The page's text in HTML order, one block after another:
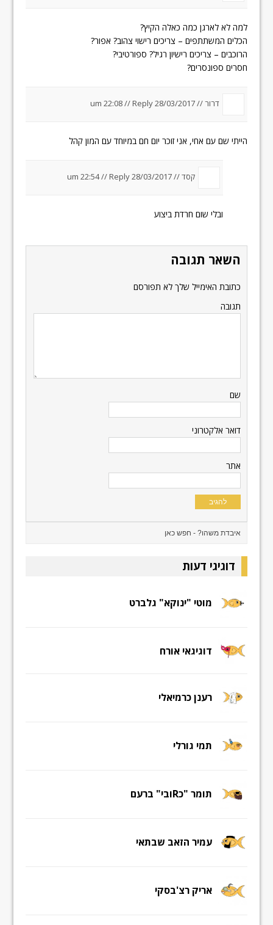
למה לא לארגן כמה כאלה הקיץ?
הכלים המשתתפים – צריכים רישוי צהוב? אפור?
הרוכבים – צריכים רישיון רגיל? ספורטיבי?
חסרים ספונסרים?
דרור //28/03/2017 um 22:08
//Reply
הייתי שם עם אחי, אני זוכר יום חם במיוחד עם המון קהל
קסד //28/03/2017 um 22:54
//Reply
ובלי שום חרדת ביצוע
השאר תגובה
כתובת האימייל שלך לא תפורסם
תגובה
שם
דואר אלקטרוני
אתר
דוגיגי דעות
מוטי "ינוקא" גלברט
דוגיגאי אורח
רענן כרמיאלי
תמי גורלי
תומר "כRובי" ברעם
עמיר הזאב שבתאי
אריק רצ'בסקי